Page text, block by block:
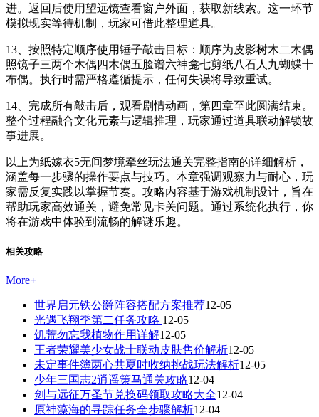
进。返回后使用望远镜查看窗户外面，获取新线索。这一环节
模拟现实等待机制，玩家可借此整理道具。
13、按照特定顺序使用锤子敲击目标：顺序为皮影树木二木偶
照镜子三两个木偶四木偶五脸谱六神龛七剪纸八石人九蝴蝶十
布偶。执行时需严格遵循提示，任何失误将导致重试。
14、完成所有敲击后，观看剧情动画，第四章至此圆满结束。
整个过程融合文化元素与逻辑推理，玩家通过道具联动解锁故
事进展。
以上为纸嫁衣5无间梦境牵丝玩法通关完整指南的详细解析，
涵盖每一步骤的操作要点与技巧。本章强调观察力与耐心，玩
家需反复实践以掌握节奏。攻略内容基于游戏机制设计，旨在
帮助玩家高效通关，避免常见卡关问题。通过系统化执行，你
将在游戏中体验到流畅的解谜乐趣。
相关攻略
More+
世界启元铁公爵阵容搭配方案推荐12-05
光遇飞翔季第二任务攻略 12-05
饥荒勿忘我植物作用详解12-05
王者荣耀美少女战士联动皮肤售价解析12-05
未定事件簿两心共夏时收纳挑战玩法解析12-05
少年三国志2逍遥策马通关攻略12-04
剑与远征万圣节兑换码领取攻略大全12-04
原神藻海的寻踪任务全步骤解析12-04